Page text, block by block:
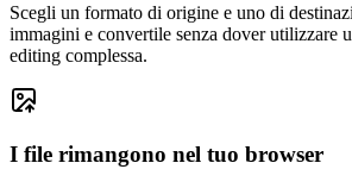
Scegli un formato di origine e uno di
immagini e convertile senza dover utilizzare
editing complessa.
I file rimangono nel tuo browser